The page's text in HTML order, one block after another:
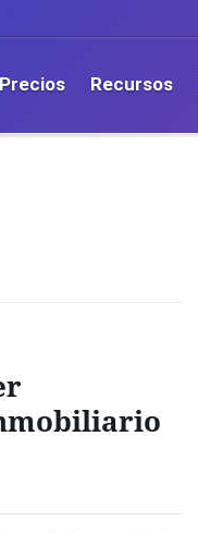
Precios Recursos